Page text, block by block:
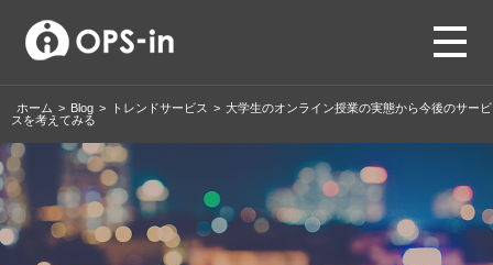
ホーム > Blog > トレンドサービス > 大学生のオンライン授業の実態から今後のサービ
スを考えてみる